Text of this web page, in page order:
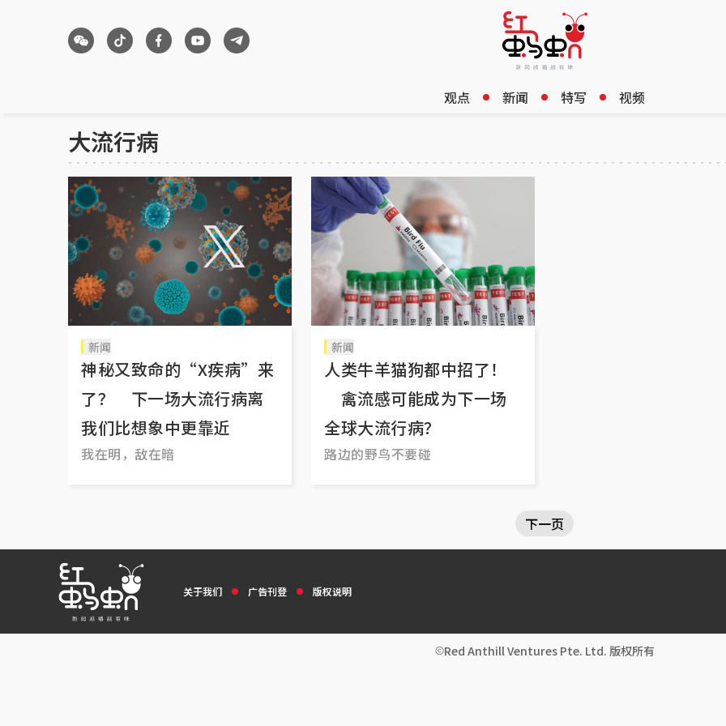
观点 新闻 特写 视频
大流行病
新闻
神秘又致命的“X疾病”来
了？ 下一场大流行病离
我们比想象中更靠近
我在明，敌在暗
新闻
人类牛羊猫狗都中招了！
禽流感可能成为下一场
全球大流行病？
路边的野鸟不要碰
下一页
关于我们 广告刊登 版权说明
Red Anthill Ventures Pte. Ltd. 版权所有